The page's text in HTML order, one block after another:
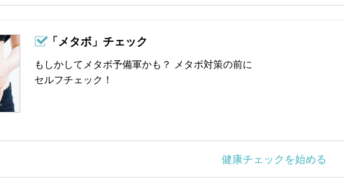
「メタボ」チェック
もしかしてメタボ予備軍かも？ メタボ対策の前に
セルフチェック！
健康チェックを始める